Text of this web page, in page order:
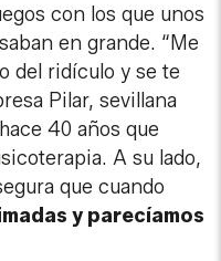
con los que unos
en grande. “Me
del ridículo y se te
Pilar, sevillana
40 años que
A su lado,
que cuando
y parecíamos